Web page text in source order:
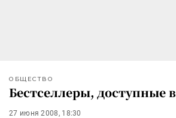
ОБЩЕСТВО
Бестселлеры, доступные
27 июня 2008, 18:30